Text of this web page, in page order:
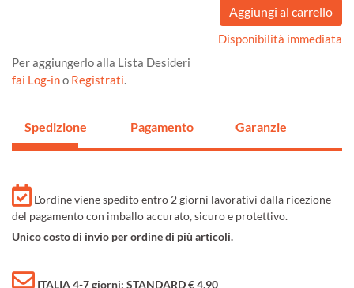
Disponibilità immediata
Per aggiungerlo alla Lista Desideri
fai Log-ino Registrati.
Spedizione Pagamento Garanzie
L'ordine viene spedito entro 2 giorni lavorativi dalla ricezione
del pagamento con imballo accurato, sicuro e protettivo.
Unico costo di invio per ordine di più articoli.
ITALIA 4-7 giorni: STANDARD € 4,90